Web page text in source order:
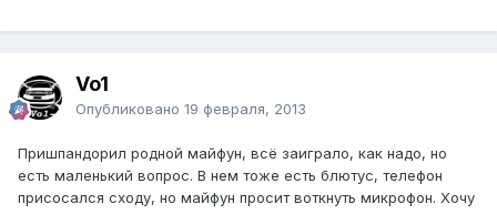
Vo1
Опубликовано 19 февраля, 2013
Пришпандорил родной майфун, всё заиграло, как надо, но
есть маленький вопрос. В нем тоже есть блютус, телефон
присосался сходу, но майфун просит воткнуть микрофон. Хочу